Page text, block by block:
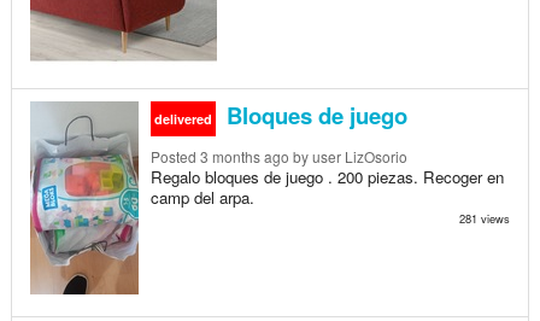
delivered Bloques de juego
Posted 3 months ago by user LizOsorio
Regalo bloques de juego . 200 piezas. Recoger en
camp del arpa.
281 views